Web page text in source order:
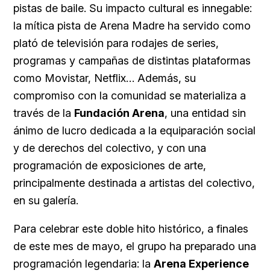
pistas de baile. Su impacto cultural es innegable:
la mítica pista de Arena Madre ha servido como
plató de televisión para rodajes de series,
programas y campañas de distintas plataformas
como Movistar, Netflix… Además, su
compromiso con la comunidad se materializa a
través de la Fundación Arena, una entidad sin
ánimo de lucro dedicada a la equiparación social
y de derechos del colectivo, y con una
programación de exposiciones de arte,
principalmente destinada a artistas del colectivo,
en su galería.
Para celebrar este doble hito histórico, a finales
de este mes de mayo, el grupo ha preparado una
programación legendaria: la Arena Experience